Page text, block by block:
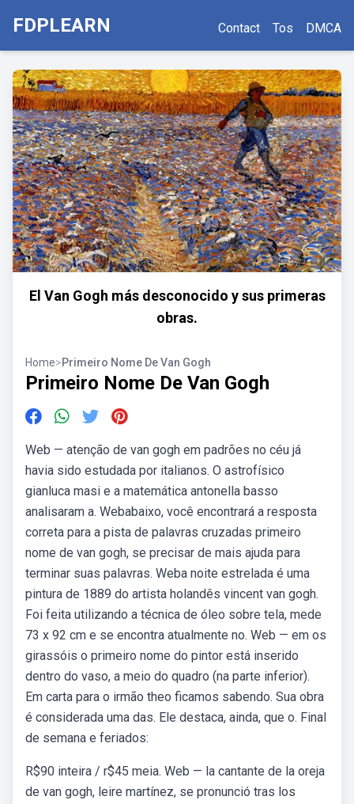
FDPLEARN Contact Tos DMCA
El Van Gogh más desconocido y sus primeras
obras.
Home>Primeiro Nome De Van Gogh
Primeiro Nome De Van Gogh
Web — atenção de van gogh em padrões no céu já
havia sido estudada por italianos. O astrofísico
gianluca masi e a matemática antonella basso
analisaram a. Webabaixo, você encontrará a resposta
correta para a pista de palavras cruzadas primeiro
nome de van gogh, se precisar de mais ajuda para
terminar suas palavras. Weba noite estrelada é uma
pintura de 1889 do artista holandês vincent van gogh.
Foi feita utilizando a técnica de óleo sobre tela, mede
73 x 92 cm e se encontra atualmente no. Web — em os
girassóis o primeiro nome do pintor está inserido
dentro do vaso, a meio do quadro (na parte inferior).
Em carta para o irmão theo ficamos sabendo. Sua obra
é considerada uma das. Ele destaca, ainda, que o. Final
de semana e feriados:
R$90 inteira / r$45 meia. Web — la cantante de la oreja
de van gogh, leire martínez, se pronunció tras los